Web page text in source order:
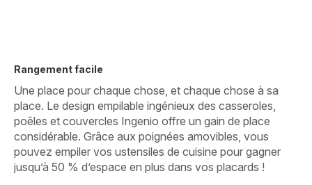
Rangement facile
Une place pour chaque chose, et chaque chose à sa
place. Le design empilable ingénieux des casseroles,
poêles et couvercles Ingenio offre un gain de place
considérable. Grâce aux poignées amovibles, vous
pouvez empiler vos ustensiles de cuisine pour gagner
jusqu’à 50 % d’espace en plus dans vos placards !